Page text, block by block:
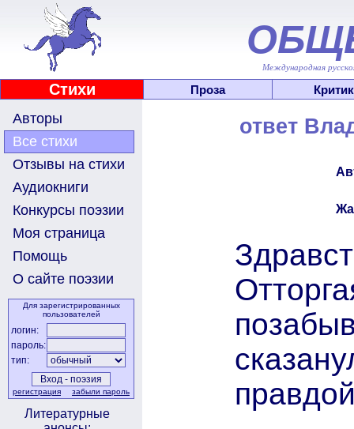
Международная
Стихи Проза
Авторы
Все стихи
Отзывы на стихи
Аудиокниги
Конкурсы поэзии
Моя страница
Помощь
О сайте поэзии
Для зарегистрированных
пользователей
логин:
пароль:
тип:
регистрация забыли пароль
Литературные
ответ